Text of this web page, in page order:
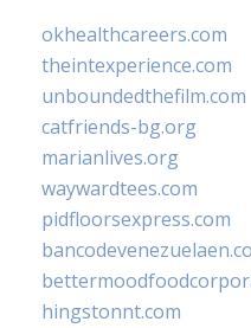
okhealthcareers.com
theintexperience.com
unboundedthefilm.com
catfriends-bg.org
marianlives.org
waywardtees.com
pidfloorsexpress.com
hingstonnt.com